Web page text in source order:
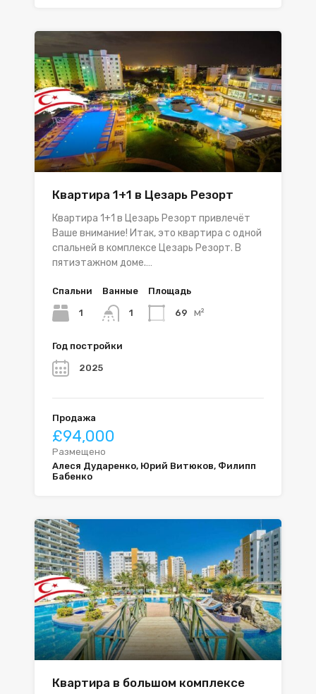
Квартира 1+1 в Цезарь Резорт
Квартира 1+1 в Цезарь Резорт привлечёт
Ваше внимание! Итак, это квартира с одной
спальней в комплексе Цезарь Резорт. В
пятиэтажном доме.…
Спальни
1
Ванные
1
Площадь
69 м²
Год постройки
2025
Продажа
£94,000
Размещено
Алеся Дударенко, Юрий Витюков, Филипп
Бабенко
Квартира в большом комплексе